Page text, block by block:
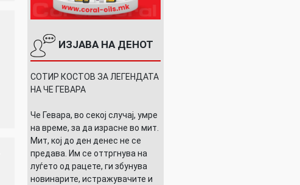
ИЗЈАВА НА ДЕНОТ
СОТИР КОСТОВ ЗА ЛЕГЕНДАТА
НА ЧЕ ГЕВАРА
Че Гевара, во секој случај, умре
на време, за да израсне во мит.
Мит, кој до ден денес не се
предава. Им се оттргнува на
луѓето од рацете, ги збунува
новинарите, истражувачите и